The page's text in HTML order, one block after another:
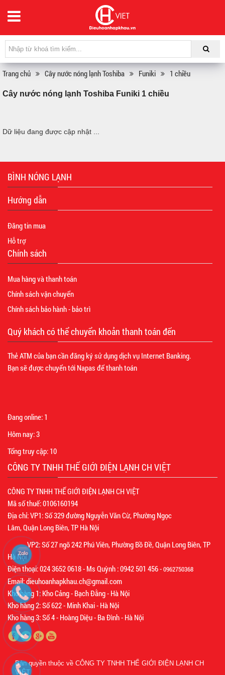
Trang chủ Cây nước nóng lạnh Toshiba Funiki 1 chiều
Cây nước nóng lạnh Toshiba Funiki 1 chiều
Dữ liệu đang được cập nhật ...
BÌNH NÓNG LẠNH
Hướng dẫn
Đăng tin mua
Hỗ trợ
Chính sách
Mua hàng và thanh toán
Chính sách vận chuyển
Chính sách bảo hành - bảo trì
Quý khách có thể chuyển khoản thanh toán đến
Thẻ ATM của bạn cần đăng ký sử dụng dịch vụ Internet Banking.
Bạn sẽ được chuyển tới Napas để thanh toán
Đang online: 1
Hôm nay:3
Tổng truy cập: 10
CÔNG TY TNHH THẾ GIỚI ĐIỆN LẠNH CH VIỆT
CÔNG TY TNHH THẾ GIỚI ĐIỆN LẠNH CH VIỆT
Mã số thuế: 0106160194
Địa chỉ: VP1: Số 329 đường Nguyễn Văn Cừ, Phường Ngọc
Lâm, Quận Long Biên, TP Hà Nội
VP2: Số 27 ngõ 242 Phú Viên, Phường Bồ Đề, Quận Long Biên, TP
Hà Nội
Điện thoại: 024 3652 0618 - Ms Quỳnh : 0942 501 456 -0962750368
Email: dieuhoanhapkhau.ch@gmail.com
Kho hàng 1: Kho Cảng - Bạch Đằng - Hà Nội
Kho hàng 2: Số 622 - Minh Khai - Hà Nội
Kho hàng 3: Số 4 - Hoàng Diệu - Ba Đình - Hà Nội
Bản quyền thuộc về CÔNG TY TNHH THẾ GIỚI ĐIỆN LẠNH CH
VIỆT